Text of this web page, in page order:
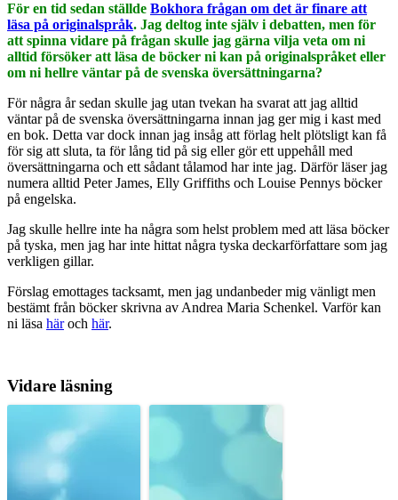
För en tid sedan ställde Bokhora frågan om det är finare att
läsa på originalspråk. Jag deltog inte själv i debatten, men för
att spinna vidare på frågan skulle jag gärna vilja veta om ni
alltid försöker att läsa de böcker ni kan på originalspråket eller
om ni hellre väntar på de svenska översättningarna?
För några år sedan skulle jag utan tvekan ha svarat att jag alltid
väntar på de svenska översättningarna innan jag ger mig i kast med
en bok. Detta var dock innan jag insåg att förlag helt plötsligt kan få
för sig att sluta, ta för lång tid på sig eller gör ett uppehåll med
översättningarna och ett sådant tålamod har inte jag. Därför läser jag
numera alltid Peter James, Elly Griffiths och Louise Pennys böcker
på engelska.
Jag skulle hellre inte ha några som helst problem med att läsa böcker
på tyska, men jag har inte hittat några tyska deckarförfattare som jag
verkligen gillar.
Förslag emottages tacksamt, men jag undanbeder mig vänligt men
bestämt från böcker skrivna av Andrea Maria Schenkel. Varför kan
ni läsa häroch här.
Vidare läsning